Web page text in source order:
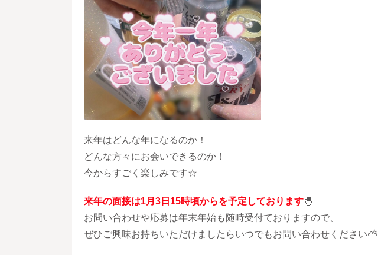
来年はどんな年になるのか！
どんな方々にお会いできるのか！
今からすごく楽しみです☆
来年の面接は1月3日15時頃からを予定しております🐣
お問い合わせや応募は年末年始も随時受付ておりますので、
ぜひご興味お持ちいただけましたらいつでもお問い合わせください⛅